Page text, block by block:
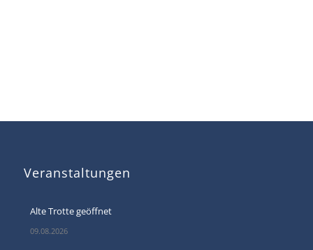
Veranstaltungen
Alte Trotte geöffnet
09.08.2026